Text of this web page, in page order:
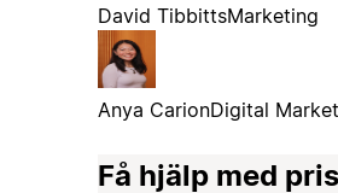
David TibbittsMarketing
Anya CarionDigital
Få hjälp med